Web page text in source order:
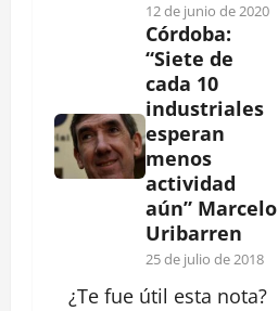
12 de junio de 2020
Córdoba:
“Siete de
cada 10
industriales
esperan
menos
actividad
aún” Marcelo
Uribarren
25 de julio de 2018
¿Te fue útil esta nota?